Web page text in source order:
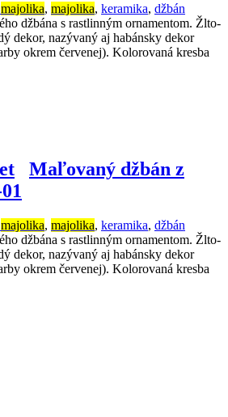
majolika, majolika, keramika, džbán
džbána s rastlinným ornamentom. Žlto-
dekor, nazývaný aj habánsky dekor
okrem červenej). Kolorovaná kresba
Maľovaný džbán z
majolika, majolika, keramika, džbán
džbána s rastlinným ornamentom. Žlto-
dekor, nazývaný aj habánsky dekor
okrem červenej). Kolorovaná kresba